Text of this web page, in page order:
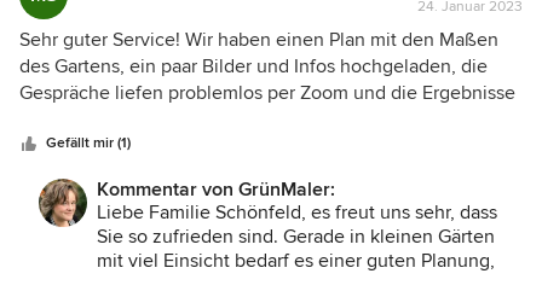
Bewertung:
5
von
5
24. Januar 2023
Sehr guter Service! Wir haben einen Plan mit den Maßen
des Gartens, ein paar Bilder und Infos hochgeladen, die
Gespräche liefen problemlos per Zoom und die Ergebnisse
hätten wahrscheinlich auch die 3D Visualisierung direkt mit
dazu nehmen sollen, weil die Buchung im Paket deutlich
günstiger gewesen wäre.
Gefällt mir (1)
Kommentar von GrünMaler:
Liebe Familie Schönfeld, es freut uns sehr, dass
Sie so zufrieden sind. Gerade in kleinen Gärten
mit viel Einsicht bedarf es einer guten Planung,